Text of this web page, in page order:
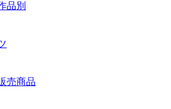
品別
売商品